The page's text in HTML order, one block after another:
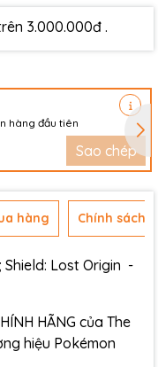
3.000.000đ .
hàng đầu tiên
Sao chép
hàng Chính sách
Shield: Lost Origin -
HÃNG của The
hiệu Pokémon